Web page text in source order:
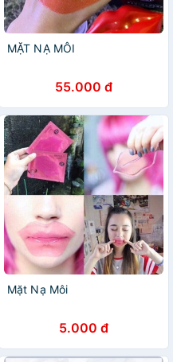
MẶT NẠ MÔI
55.000 đ
Mặt Nạ Môi
5.000 đ